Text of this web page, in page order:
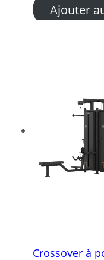
Ajouter
Crossover à